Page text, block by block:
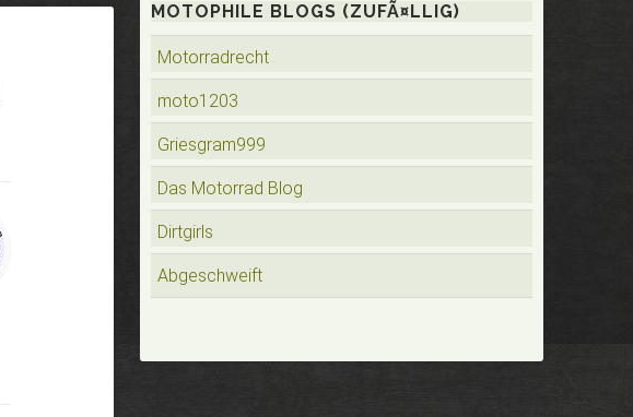
MOTOPHILE BLOGS (ZUFÃ¤LLIG)
Motorradrecht
moto1203
Griesgram999
Das Motorrad Blog
Dirtgirls
Abgeschweift